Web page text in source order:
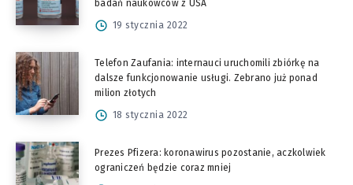
badań naukowców z USA
19 stycznia 2022
Telefon Zaufania: internauci uruchomili zbiórkę na
dalsze funkcjonowanie usługi. Zebrano już ponad
milion złotych
18 stycznia 2022
Prezes Pfizera: koronawirus pozostanie, aczkolwiek
ograniczeń będzie coraz mniej